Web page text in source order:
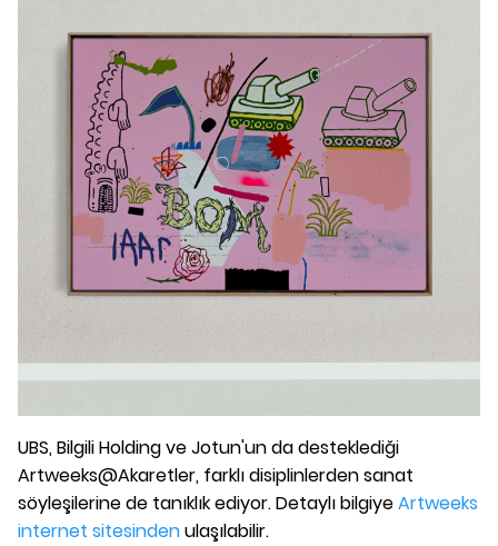
UBS, Bilgili Holding ve Jotun'un da desteklediği
Artweeks@Akaretler, farklı disiplinlerden sanat
söyleşilerine de tanıklık ediyor. Detaylı bilgiyeArtweeks
internet sitesindenulaşılabilir.